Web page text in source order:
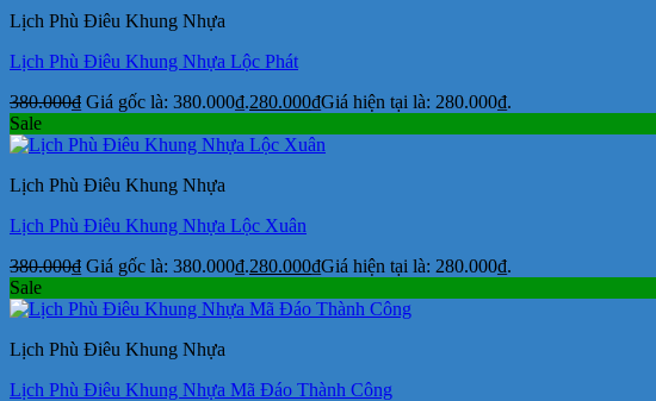
Lịch Phù Điêu Khung Nhựa
Lịch Phù Điêu Khung Nhựa Lộc Phát
380.000₫ Giá gốc là: 380.000₫.280.000₫Giá hiện tại là: 280.000₫.
Sale
Lịch Phù Điêu Khung Nhựa
Lịch Phù Điêu Khung Nhựa Lộc Xuân
380.000₫ Giá gốc là: 380.000₫.280.000₫Giá hiện tại là: 280.000₫.
Sale
Lịch Phù Điêu Khung Nhựa
Lịch Phù Điêu Khung Nhựa Mã Đáo Thành Công